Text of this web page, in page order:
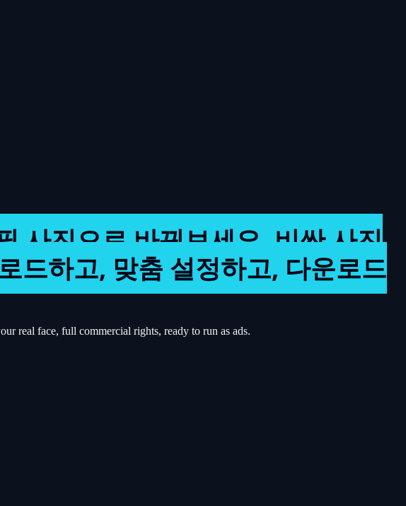
사진으로 바꿔보세요. 비싼 사진
드하고, 맞춤 설정하고, 다운로드
real face, full commercial rights, ready to run as ads.